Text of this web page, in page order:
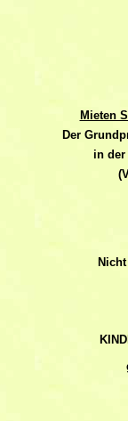
Mieten
Der
in der